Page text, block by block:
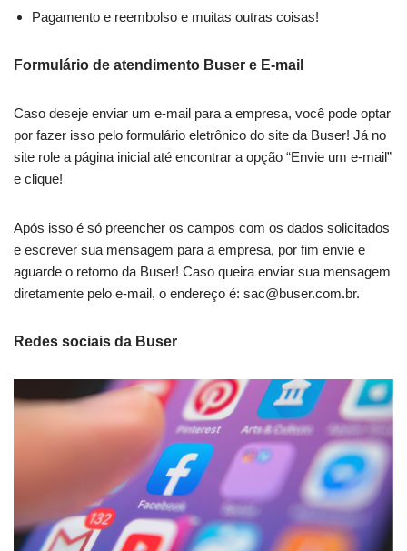
Pagamento e reembolso e muitas outras coisas!
Formulário de atendimento Buser e E-mail
Caso deseje enviar um e-mail para a empresa, você pode optar
por fazer isso pelo formulário eletrônico do site da Buser! Já no
site role a página inicial até encontrar a opção “Envie um e-mail”
e clique!
Após isso é só preencher os campos com os dados solicitados
e escrever sua mensagem para a empresa, por fim envie e
aguarde o retorno da Buser! Caso queira enviar sua mensagem
diretamente pelo e-mail, o endereço é: sac@buser.com.br.
Redes sociais da Buser